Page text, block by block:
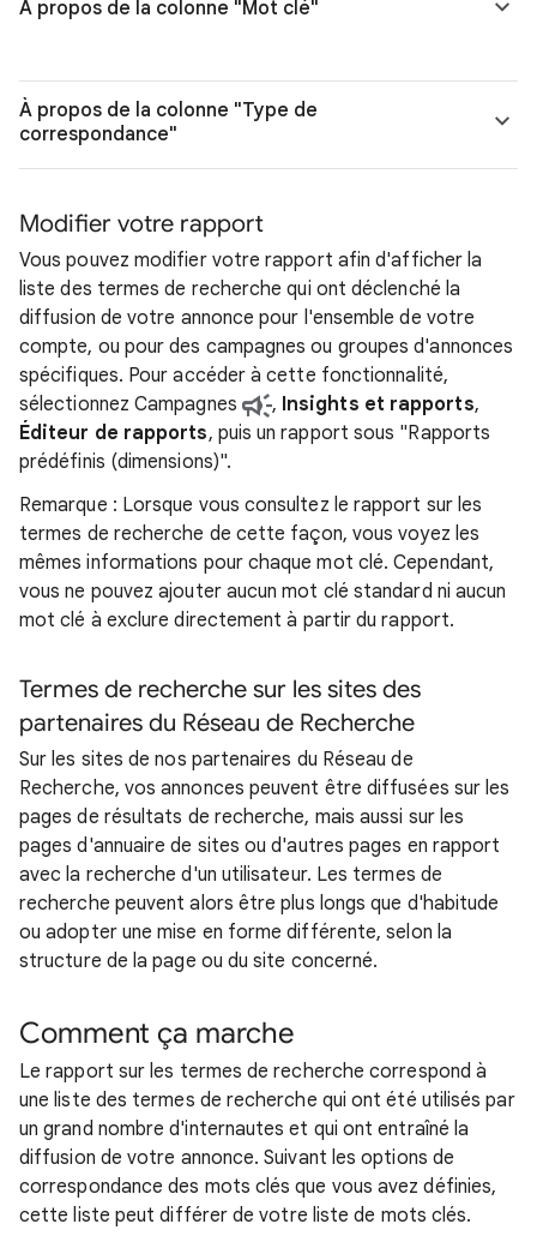
À propos de la colonne "Mot clé"
À propos de la colonne "Type de
correspondance"
Modifier votre rapport
Vous pouvez modifier votre rapport afin d'afficher la
liste des termes de recherche qui ont déclenché la
diffusion de votre annonce pour l'ensemble de votre
compte, ou pour des campagnes ou groupes d'annonces
spécifiques. Pour accéder à cette fonctionnalité,
sélectionnez Campagnes
, Insights et rapports,
Éditeur de rapports, puis un rapport sous "Rapports
prédéfinis (dimensions)".
Remarque : Lorsque vous consultez le rapport sur les
termes de recherche de cette façon, vous voyez les
mêmes informations pour chaque mot clé. Cependant,
vous ne pouvez ajouter aucun mot clé standard ni aucun
mot clé à exclure directement à partir du rapport.
Termes de recherche sur les sites des
partenaires du Réseau de Recherche
Sur les sites de nos partenaires du Réseau de
Recherche, vos annonces peuvent être diffusées sur les
pages de résultats de recherche, mais aussi sur les
pages d'annuaire de sites ou d'autres pages en rapport
avec la recherche d'un utilisateur. Les termes de
recherche peuvent alors être plus longs que d'habitude
ou adopter une mise en forme différente, selon la
structure de la page ou du site concerné.
Comment ça marche
Le rapport sur les termes de recherche correspond à
une liste des termes de recherche qui ont été utilisés par
un grand nombre d'internautes et qui ont entraîné la
diffusion de votre annonce. Suivant les options de
correspondance des mots clés que vous avez définies,
cette liste peut différer de votre liste de mots clés.